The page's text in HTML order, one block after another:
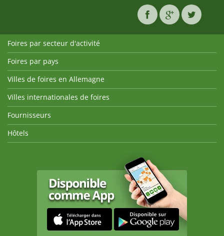
Foires par secteur d'activité
Foires par pays
Villes de foires en Allemagne
Villes internationales de foires
Fournisseurs
Hôtels